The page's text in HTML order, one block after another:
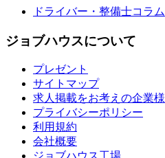
ドライバー・整備士コラム
ジョブハウスについて
プレゼント
サイトマップ
求人掲載をお考えの企業様
プライバシーポリシー
利用規約
会社概要